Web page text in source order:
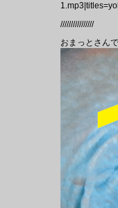
////////////////
おまっとさん